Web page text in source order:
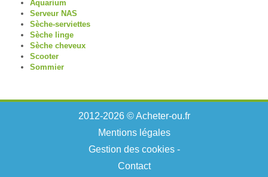
Aquarium
Serveur NAS
Sèche-serviettes
Sèche linge
Sèche cheveux
Scooter
Sommier
2012-2026 © Acheter-ou.fr
Mentions légales
Gestion des cookies-
Contact